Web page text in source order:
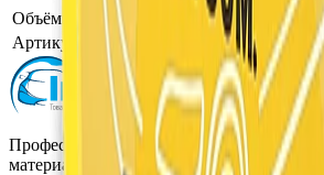
Объём тары, фасовка
Термостойкая,
Артикул производителя
Au-8225Y
Профессиональная автохимия,
материалы для детейлинга.